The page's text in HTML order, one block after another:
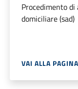
Procedimento di
domiciliare (sad)
VAI ALLA PAGINA